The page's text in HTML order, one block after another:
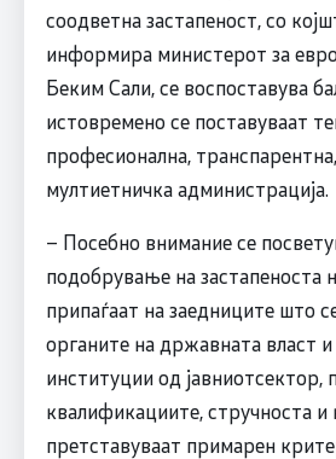
соодветна застапеност, со
информира министерот за
Беким Сали, се воспоставува
истовремено се поставуваат
професионална,
мултиетничка администрација.
– Посебно внимание се
подобрување на застапеноста
припаѓаат на заедниците што
органите на државната власт
институции од јавниотсектор,
квалификациите, стручноста
претставуваат примарен